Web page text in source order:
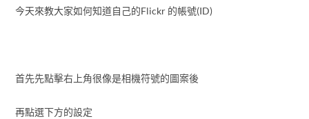
今天來教大家如何知道自己的Flickr 的帳號(ID)
首先先點擊右上角很像是相機符號的圖案後
再點選下方的設定